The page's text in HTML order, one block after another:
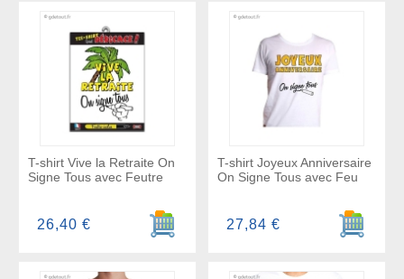
T-shirt Vive la Retraite On
Signe Tous avec Feutre
Ajouter au panier
26,40 €
T-shirt Joyeux Anniversaire
On Signe Tous avec Feu
Ajouter
27,84 €